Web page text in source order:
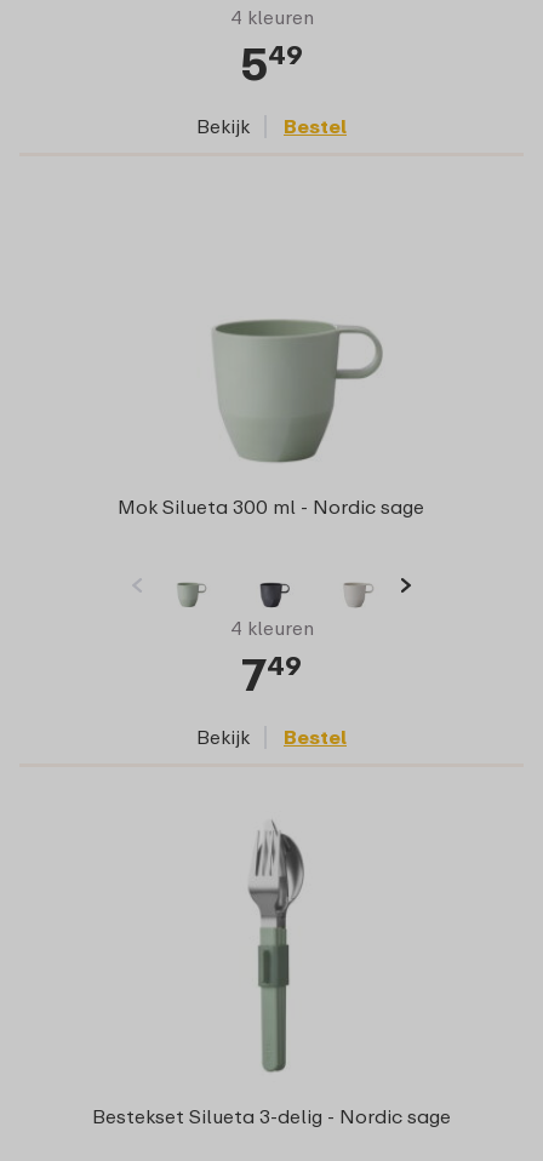
4 kleuren
549
Bekijk Bestel
Mok Silueta 300 ml - Nordic sage
4 kleuren
749
Bekijk Bestel
Bestekset Silueta 3-delig - Nordic sage